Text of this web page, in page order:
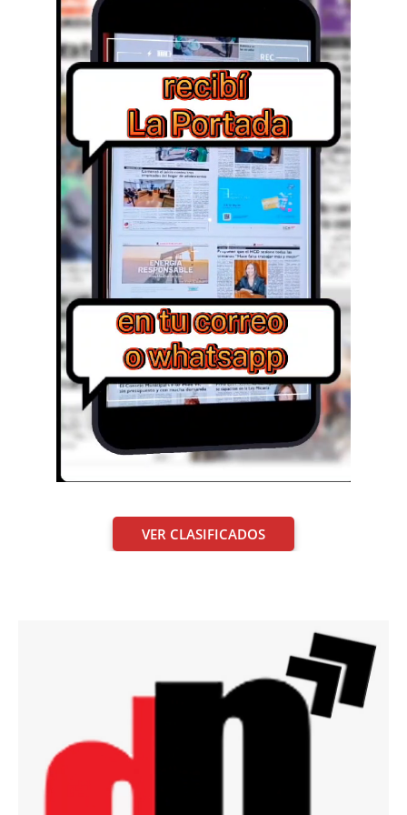
VER CLASIFICADOS